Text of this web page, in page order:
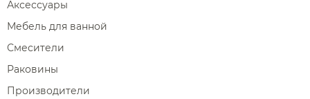
Аксессуары
Мебель для ванной
Смесители
Раковины
Производители